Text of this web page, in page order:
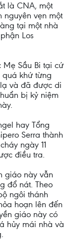
là CNA, một
nguyên vẹn một
tại một nhà
Los
Sầu Bi tại cứ
quá khứ từng
và đã được di
bị kỷ niệm
hay Tổng
Serra thành
ngày 11
điều tra.
giáo này vẫn
đổ nát. Theo
ngôi thánh
hoạn lên đến
giáo này có
hủy mái nhà và